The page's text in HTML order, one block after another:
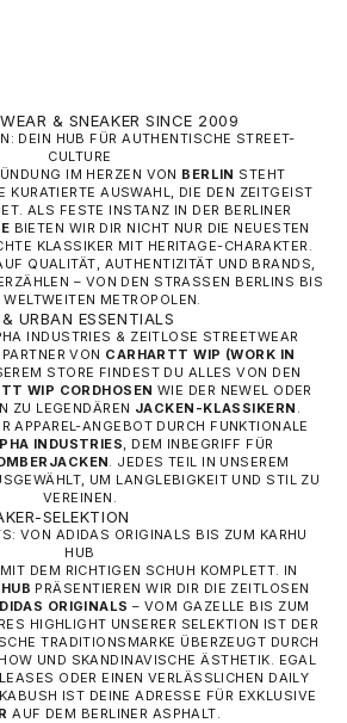
& SNEAKER SINCE 2009
DEIN HUB FÜR AUTHENTISCHE STREET-
CULTURE
IM HERZEN VON BERLIN STEHT
KURATIERTE AUSWAHL, DIE DEN ZEITGEIST
ALS FESTE INSTANZ IN DER BERLINER
BIETEN WIR DIR NICHT NUR DIE NEUESTEN
KLASSIKER MIT HERITAGE-CHARAKTER.
QUALITÄT, AUTHENTIZITÄT UND BRANDS,
– VON DEN STRASSEN BERLINS BIS I
METROPOLEN.
URBAN ESSENTIALS
INDUSTRIES & ZEITLOSE STREETWEAR
VON CARHARTT WIP (WORK IN
STORE FINDEST DU ALLES VON DEN
WIP CORDHOSENWIE DER NEWEL ODER
ZU LEGENDÄREN JACKEN-KLASSIKERN
APPAREL-ANGEBOT DURCH FUNKTIONALE
INDUSTRIES , DEM INBEGRIFF FÜR
. JEDES TEIL IN UNSEREM
UM LANGLEBIGKEIT UND STIL ZU
VEREINEN.
SELEKTION
VON ADIDAS ORIGINALS BIS ZUM KARHU
HUB
DEM RICHTIGEN SCHUH KOMPLETT. IN
PRÄSENTIEREN WIR DIR DIE ZEITLOSEN
ORIGINALS – VOM GAZELLE BIS ZUM
HIGHLIGHT UNSERER SELEKTION IST DER
TRADITIONSMARKE ÜBERZEUGT DURCH
UND SKANDINAVISCHE ÄSTHETIK. EGAL
ODER EINEN VERLÄSSLICHEN DAILY
IST DEINE ADRESSE FÜR EXKLUSIVE
AUF DEM BERLINER ASPHALT.